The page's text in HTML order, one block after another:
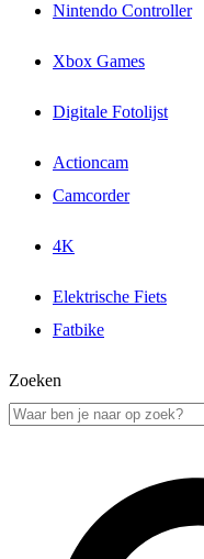
Nintendo Controller
Xbox Games
Digitale Fotolijst
Actioncam
Camcorder
4K
Elektrische Fiets
Fatbike
Zoeken